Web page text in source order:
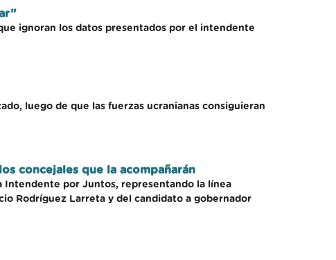
ignoran los datos presentados por el intendente
luego de que las fuerzas ucranianas consiguieran
concejales que la acompañarán
Intendente por Juntos, representando la línea
Rodríguez Larreta y del candidato a gobernador